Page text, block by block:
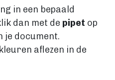
in een bepaald
dan met de pipet op
je document.
aflezen in de